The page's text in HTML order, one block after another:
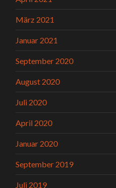
März 2021
Januar 2021
September 2020
August 2020
Juli 2020
April 2020
Januar 2020
September 2019
Juli 2019